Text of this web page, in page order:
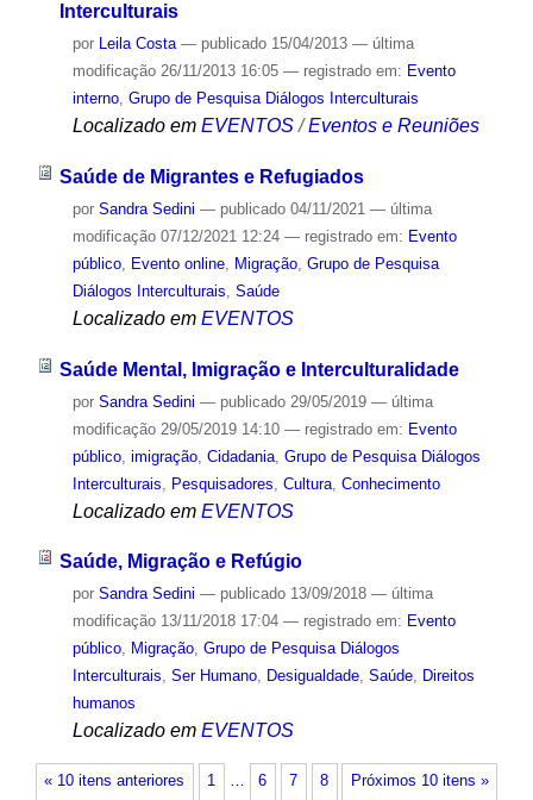
Interculturais
por Leila Costa — publicado15/04/2013 — última
modificação26/11/2013 16:05 — registrado em: Evento
interno, Grupo de Pesquisa Diálogos Interculturais
Localizado em EVENTOS /Eventos e Reuniões
Saúde de Migrantes e Refugiados
por Sandra Sedini — publicado04/11/2021 — última
modificação07/12/2021 12:24 — registrado em: Evento
público, Evento online, Migração, Grupo de Pesquisa
Diálogos Interculturais Saúde
Localizado em EVENTOS
Saúde Mental, Imigração e Interculturalidade
por Sandra Sedini — publicado29/05/2019 — última
modificação29/05/2019 14:10 — registrado em: Evento
público, imigração, Cidadania, Grupo de Pesquisa Diálogos
Interculturais
Pesquisadores Cultura, Conhecimento
Localizado em EVENTOS
Saúde, Migração e Refúgio
por Sandra Sedini — publicado13/09/2018 — última
modificação13/11/2018 17:04 — registrado em: Evento
público, Migração, Grupo de Pesquisa Diálogos
Interculturais, Ser Humano, Desigualdade, Saúde, Direitos
humanos
Localizado em EVENTOS
« 10 itens anteriores Próximos 10 itens »
1 … 6 7 8